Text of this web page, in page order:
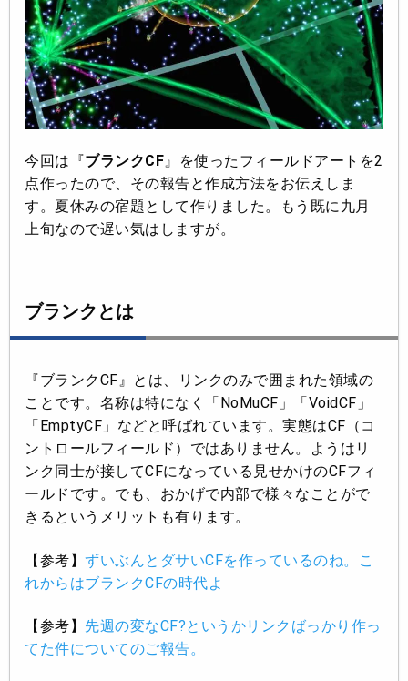
今回は『ブランクCF』を使ったフィールドアートを2
点作ったので、その報告と作成方法をお伝えしま
す。夏休みの宿題として作りました。もう既に九月
上旬なので遅い気はしますが。
ブランクとは
『ブランクCF』とは、リンクのみで囲まれた領域の
ことです。名称は特になく「NoMuCF」「VoidCF」
「EmptyCF」などと呼ばれています。実態はCF（コ
ントロールフィールド）ではありません。ようはリ
ンク同士が接してCFになっている見せかけのCFフィ
ールドです。でも、おかげで内部で様々なことがで
きるというメリットも有ります。
【参考】 ずいぶんとダサいCFを作っているのね。こ
れからはブランクCFの時代よ
【参考】 先週の変なCF?というかリンクばっかり作っ
てた件についてのご報告。